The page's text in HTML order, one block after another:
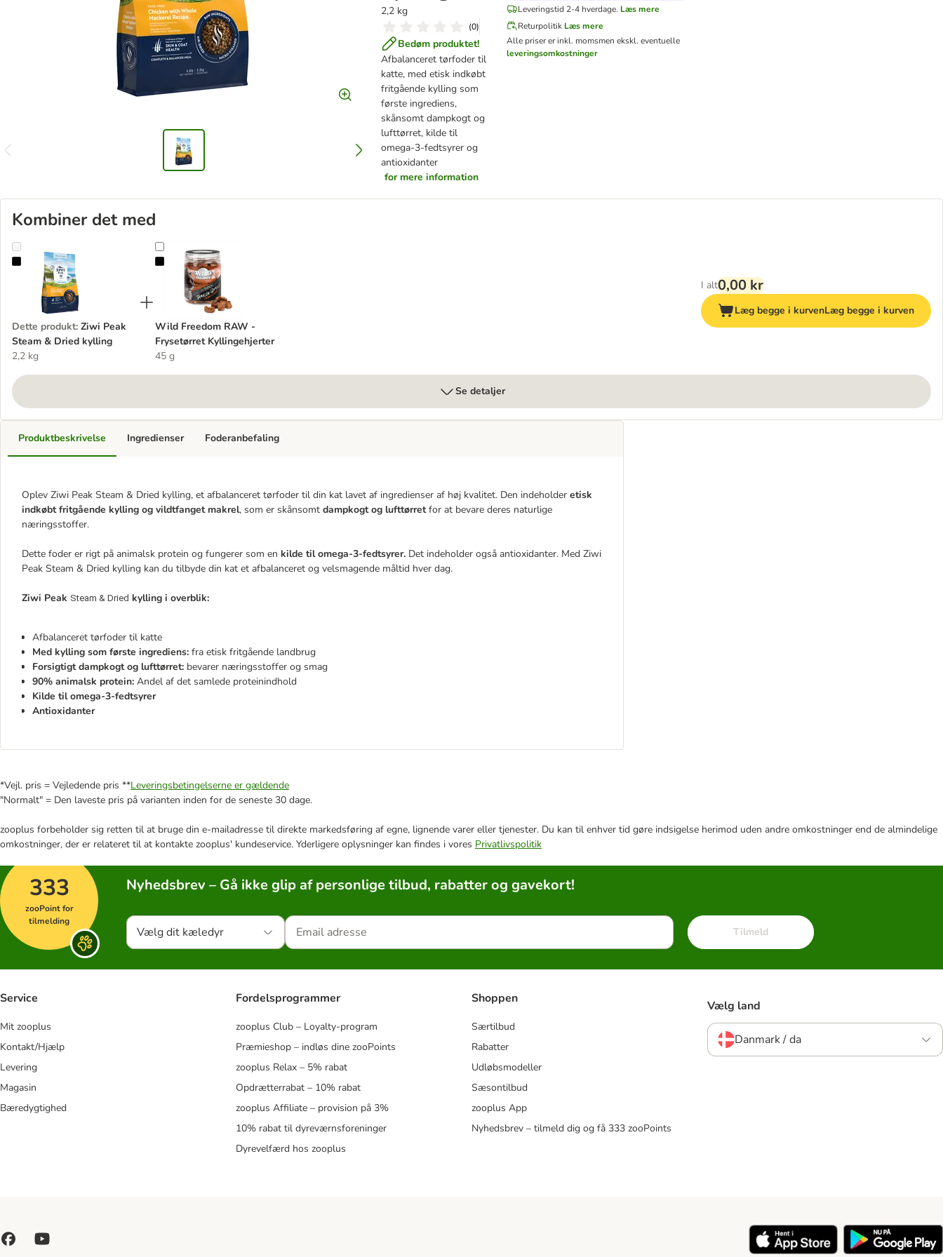
2,2 kg
(0)
Bedøm produktet!
Afbalanceret tørfoder til
katte, med etisk indkøbt
fritgående kylling som
første ingrediens,
skånsomt dampkogt og
lufttørret, kilde til
omega-3-fedtsyrer og
antioxidanter
for mere information
Leveringstid 2-4 hverdage. Læs mere
Returpolitik Læs mere
Alle priser er inkl. momsmen ekskl. eventuelle
leveringsomkostninger
Kombiner det med
Ziwi Peak Steam & Dried kylling
Dette produkt: Ziwi Peak
Steam & Dried kylling
2,2 kg
Wild Freedom RAW - Frysetørret Kyllingehjerter
Wild Freedom RAW -
Frysetørret Kyllingehjerter
45 g
I alt0,00 kr
Læg begge i kurvenLæg begge i kurven
Se detaljer
Produktbeskrivelse
Oplev Ziwi Peak Steam & Dried kylling, et afbalanceret tørfoder til din kat lavet af ingredienser af høj kvalitet. Den indeholder etisk
indkøbt fritgående kylling og vildtfanget makrel, som er skånsomt dampkogt og lufttørretfor at bevare deres naturlige
næringsstoffer.
Dette foder er rigt på animalsk protein og fungerer som en kilde til omega-3-fedtsyrer. Det indeholder også antioxidanter. Med Ziwi
Peak Steam & Dried kylling kan du tilbyde din kat et afbalanceret og velsmagende måltid hver dag.
Ziwi Peak Steam & Dried kylling i overblik:
Afbalanceret tørfoder til katte
Med kylling som første ingrediens: fra etisk fritgående landbrug
Forsigtigt dampkogt og lufttørret: bevarer næringsstoffer og smag
90% animalsk protein: Andel af det samlede proteinindhold
Kilde til omega-3-fedtsyrer
Antioxidanter
Ingredienser Foderanbefaling
*Vejl. pris = Vejledende pris **Leveringsbetingelserne er gældende
"Normalt" = Den laveste pris på varianten inden for de seneste 30 dage.
zooplus forbeholder sig retten til at bruge din e-mailadresse til direkte markedsføring af egne, lignende varer eller tjenester. Du kan til enhver tid gøre indsigelse herimod uden andre omkostninger end de almindelige
omkostninger, der er relateret til at kontakte zooplus' kundeservice. Yderligere oplysninger kan findes i vores Privatlivspolitik
333
zooPoint for
tilmelding
Nyhedsbrev – Gå ikke glip af personlige tilbud, rabatter og gavekort!
Vælg dit kæledyr Tilmeld
Service
Mit zooplus
Kontakt/Hjælp
Levering
Magasin
Bæredygtighed
Fordelsprogrammer
zooplus Club – Loyalty-program
Præmieshop – indløs dine zooPoints
zooplus Relax – 5% rabat
Opdrætterrabat – 10% rabat
zooplus Affiliate – provision på 3%
10% rabat til dyreværnsforeninger
Dyrevelfærd hos zooplus
Shoppen
Særtilbud
Rabatter
Udløbsmodeller
Sæsontilbud
zooplus App
Nyhedsbrev – tilmeld dig og få 333 zooPoints
Vælg land
Danmark / da